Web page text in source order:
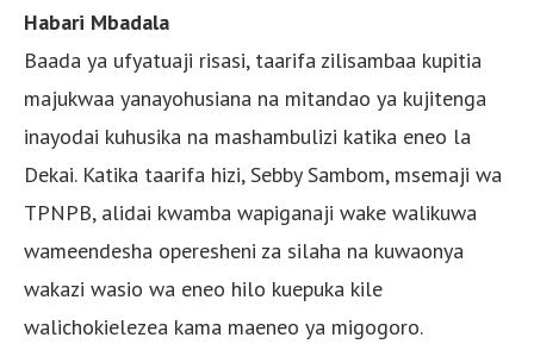
Habari Mbadala
Baada ya ufyatuaji risasi, taarifa zilisambaa kupitia
majukwaa yanayohusiana na mitandao ya kujitenga
inayodai kuhusika na mashambulizi katika eneo la
Dekai. Katika taarifa hizi, Sebby Sambom, msemaji wa
TPNPB, alidai kwamba wapiganaji wake walikuwa
wameendesha operesheni za silaha na kuwaonya
wakazi wasio wa eneo hilo kuepuka kile
walichokielezea kama maeneo ya migogoro.